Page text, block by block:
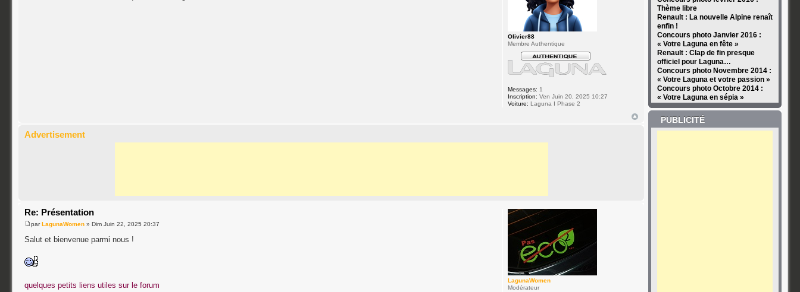
Olivier88
Membre Authentique
Messages: 1
Inscription: Ven Juin 20, 2025 10:27
Voiture: Laguna I Phase 2
Advertisement
Re: Présentation
parLagunaWomen » Dim Juin 22, 2025 20:37
Salut et bienvenue parmi nous !
quelques petits liens utiles sur le forum
LagunaWomen
Modérateur
Thème libre
Renault : La nouvelle Alpine renaît
enfin !
Concours photo Janvier 2016 :
« Votre Laguna en fête »
Renault : Clap de fin presque
officiel pour Laguna…
Concours photo Novembre 2014 :
« Votre Laguna et votre passion »
Concours photo Octobre 2014 :
« Votre Laguna en sépia »
PUBLICITÉ